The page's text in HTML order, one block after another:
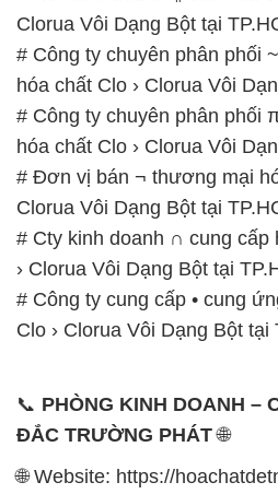
Clorua Vôi Dạng Bột tại
# Công ty chuyên phân phối
hóa chất Clo › Clorua Vôi
# Công ty chuyên phân phối
hóa chất Clo › Clorua Vôi
# Đơn vị bán ¬ thương mại
Clorua Vôi Dạng Bột tại
# Cty kinh doanh ∩ cung cấp
› Clorua Vôi Dạng Bột tại
# Công ty cung cấp • cung
Clo › Clorua Vôi Dạng Bột tại
📞 PHÒNG KINH DOANH –
ĐẮC TRƯỜNG PHÁT🌐
🌐 Website: https://